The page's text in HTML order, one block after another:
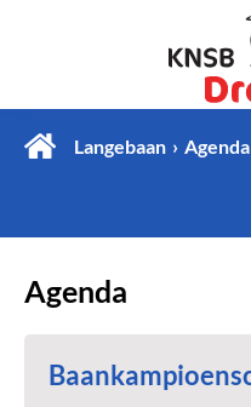
Langebaan Agenda
Agenda